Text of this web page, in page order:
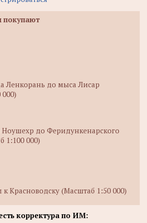
покупают
Ленкорань до мыса Лисар
Ноушехр до Феридункенарского
1:100 000)
Красноводску (Масштаб 1:50 000)
корректура по ИМ: